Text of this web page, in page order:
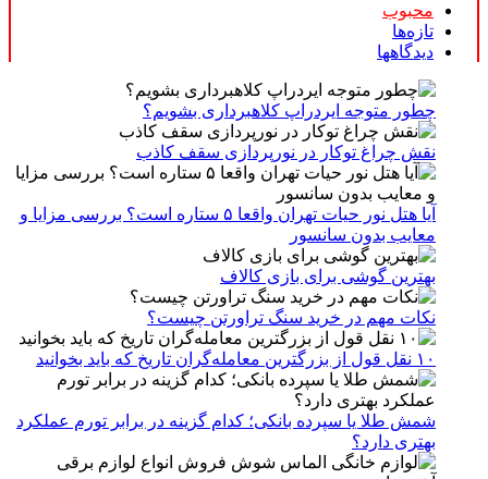
محبوب
تازه‌ها
دیدگاهها
چطور متوجه ایردراپ کلاهبرداری بشویم؟
نقش چراغ توکار در نورپردازی سقف کاذب
آیا هتل نور حیات تهران واقعا ۵ ستاره است؟ بررسی مزایا و
معایب بدون سانسور
بهترین گوشی برای بازی کالاف
نکات مهم در خرید سنگ تراورتن چیست؟
۱۰ نقل قول از بزرگترین معامله‌گران تاریخ که باید بخوانید
شمش طلا یا سپرده بانکی؛ کدام گزینه در برابر تورم عملکرد
بهتری دارد؟